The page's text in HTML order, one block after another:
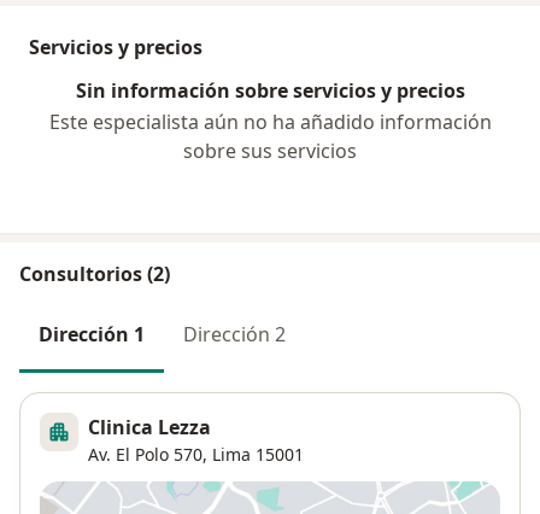
Servicios y precios
Sin información sobre servicios y precios
Este especialista aún no ha añadido información
sobre sus servicios
Consultorios (2)
Dirección 1 Dirección 2
Clinica Lezza
Av. El Polo 570, Lima 15001